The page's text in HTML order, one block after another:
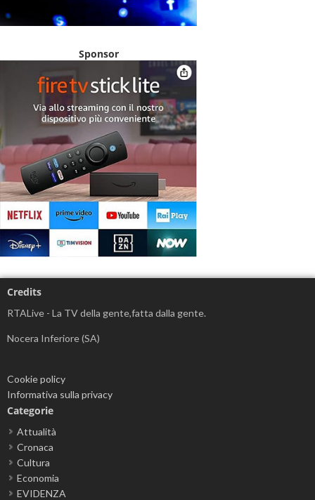
Sponsor
Credits
RTALive - La TV della gente,fatta dalla gente.
Nocera Inferiore (SA)
Cookie policy
Informativa sulla privacy
Categorie
Attualità
Cronaca
Cultura
Economia
EVIDENZA